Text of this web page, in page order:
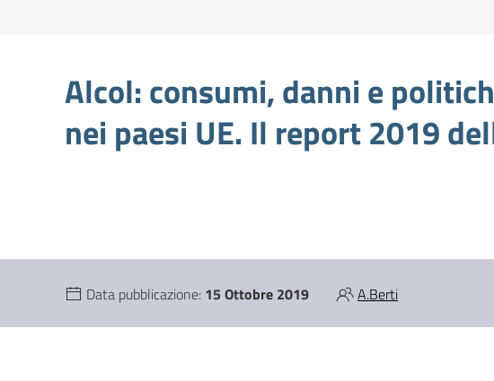
Alcol: consumi, danni e
nei paesi UE. Il report 2019
Data pubblicazione: 15 Ottobre 2019 A.Berti